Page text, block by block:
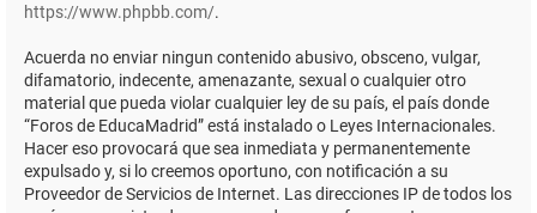
https://www.phpbb.com/.
Acuerda no enviar ningun contenido abusivo, obsceno, vulgar,
difamatorio, indecente, amenazante, sexual o cualquier otro
material que pueda violar cualquier ley de su país, el país donde
“Foros de EducaMadrid” está instalado o Leyes Internacionales.
Hacer eso provocará que sea inmediata y permanentemente
expulsado y, si lo creemos oportuno, con notificación a su
Proveedor de Servicios de Internet. Las direcciones IP de todos los